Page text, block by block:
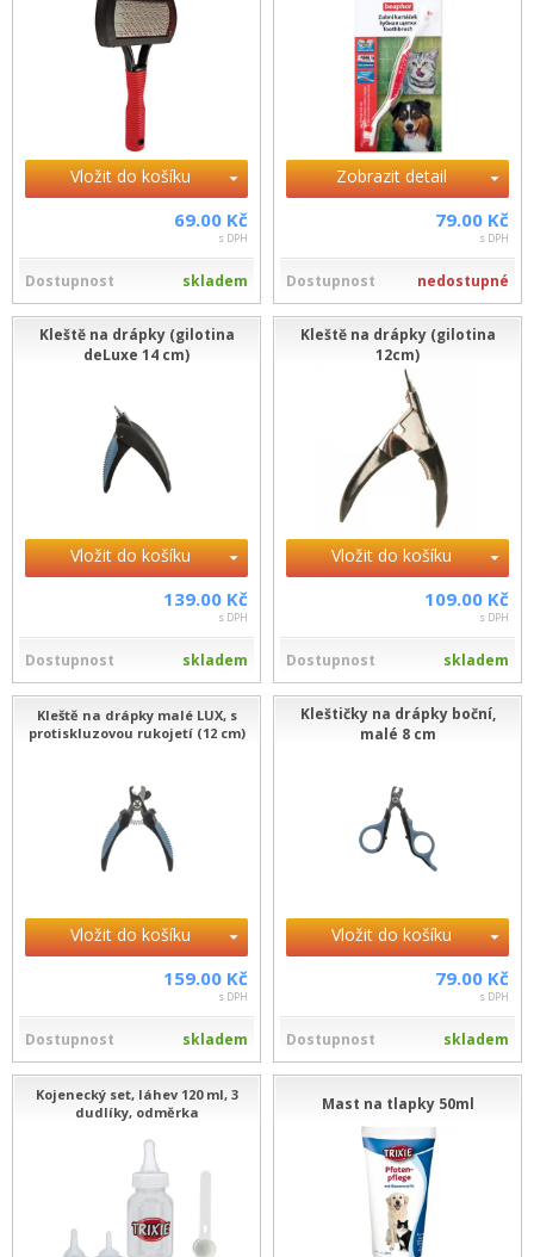
Vložit do košíku
69.00 Kč
s DPH
Dostupnost skladem
Zobrazit detail
79.00 Kč
s DPH
Dostupnost nedostupné
Kleště na drápky (gilotina
deLuxe 14 cm)
Vložit do košíku
139.00 Kč
s DPH
Dostupnost skladem
Kleště na drápky (gilotina
12cm)
Vložit do košíku
109.00 Kč
s DPH
Dostupnost skladem
Kleště na drápky malé LUX, s
protiskluzovou rukojetí (12 cm)
Vložit do košíku
159.00 Kč
s DPH
Dostupnost skladem
Kleštičky na drápky boční,
malé 8 cm
Vložit do košíku
79.00 Kč
s DPH
Dostupnost skladem
Kojenecký set, láhev 120 ml, 3
dudlíky, odměrka
Mast na tlapky 50ml